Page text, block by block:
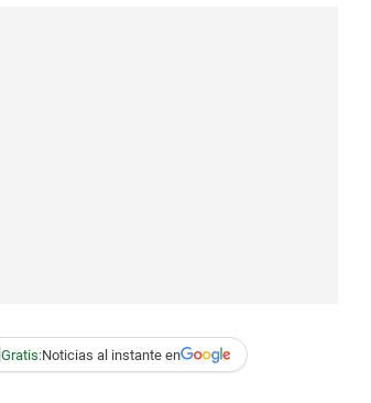
Gratis:Noticias al instante en